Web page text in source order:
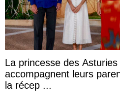
La princesse des Asturies
accompagnent leurs
la récep ...